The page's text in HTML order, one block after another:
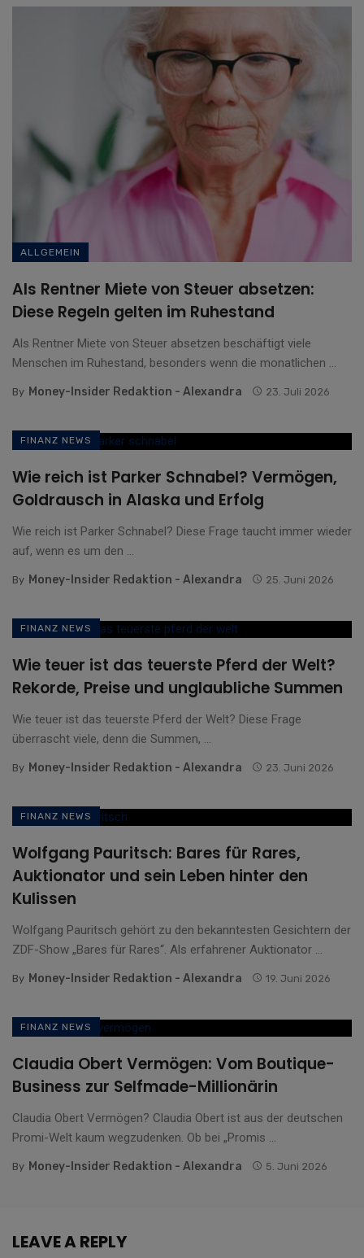
ALLGEMEIN
Als Rentner Miete von Steuer absetzen:
Diese Regeln gelten im Ruhestand
Als Rentner Miete von Steuer absetzen beschäftigt viele
Menschen im Ruhestand, besonders wenn die monatlichen ...
By Money-Insider Redaktion - Alexandra 23. Juli 2026
FINANZ NEWS
Wie reich ist Parker Schnabel? Vermögen,
Goldrausch in Alaska und Erfolg
Wie reich ist Parker Schnabel? Diese Frage taucht immer wieder
auf, wenn es um den ...
By Money-Insider Redaktion - Alexandra 25. Juni 2026
FINANZ NEWS
Wie teuer ist das teuerste Pferd der Welt?
Rekorde, Preise und unglaubliche Summen
Wie teuer ist das teuerste Pferd der Welt? Diese Frage
überrascht viele, denn die Summen, ...
By Money-Insider Redaktion - Alexandra 23. Juni 2026
FINANZ NEWS
Wolfgang Pauritsch: Bares für Rares,
Auktionator und sein Leben hinter den
Kulissen
Wolfgang Pauritsch gehört zu den bekanntesten Gesichtern der
ZDF-Show „Bares für Rares“. Als erfahrener Auktionator ...
By Money-Insider Redaktion - Alexandra 19. Juni 2026
FINANZ NEWS
Claudia Obert Vermögen: Vom Boutique-
Business zur Selfmade-Millionärin
Claudia Obert Vermögen? Claudia Obert ist aus der deutschen
Promi-Welt kaum wegzudenken. Ob bei „Promis ...
By Money-Insider Redaktion - Alexandra 5. Juni 2026
LEAVE A REPLY